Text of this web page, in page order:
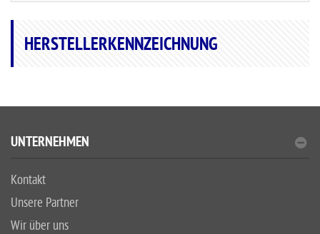
HERSTELLERKENNZEICHNUNG
UNTERNEHMEN
Kontakt
Unsere Partner
Wir über uns